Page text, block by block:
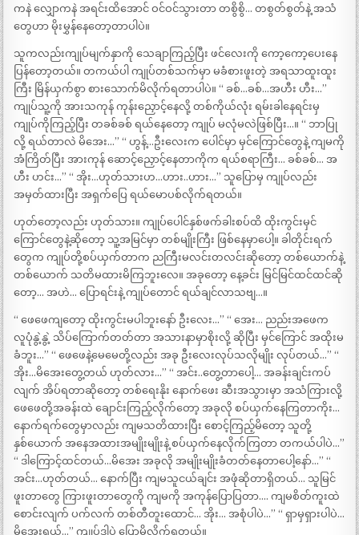
ကနဲ လျှောကနဲ အရင်းထိအောင် ဝင်ဝင်သွားတာ တစွိစွိ… တစွတ်စွတ်နဲ့ အသံ
တွေဟာ မိုးမွှန်နေတော့တာပါပဲ။
သူကလည်းကျုပ်မျက်နှာကို သေချာကြည့်ပြီး ဖင်လေးကို ကော့ကော့ပေးနေ
ပြန်တော့တယ်။ တကယ်ပါ ကျုပ်တစ်သက်မှာ မခံစားဖူးတဲ့ အရသာထူးထူး
ကြီး မြိန်ယှက်စွာ စားသောက်မိလိုက်ရတာပါပဲ။ “ ခစ်…ခစ်…အဟီး ဟီး…”
ကျုပ်သူ့ကို အားသကုန် ကုန်းညှောင့်နေလို့ တစ်ကိုယ်လုံး ရမ်းခါနေရင်းမှ
ကျုပ်ကိုကြည့်ပြီး တခစ်ခစ် ရယ်နေတော့ ကျုပ် မလုံမလဲဖြစ်ပြီး…။ “ ဘာပြု
လို့ ရယ်တာလဲ မိအေး…” “ ဟွန့်…ဦးလေးက ပေါင်မှာ မှင်ကြောင်တွေနဲ့ ကျမကို
အံကြိတ်ပြီး အားကုန် ဆောင့်ညှောင့်နေတာကိုက ရယ်စရာကြီး… ခစ်ခစ်… အ
ဟီး ဟင်း…” “ အိုး…ဟုတ်သားဟ…ဟား..ဟား…” သူပြောမှ ကျုပ်လည်း
အမှတ်ထားပြီး အရှက်ပြေ ရယ်မောပစ်လိုက်ရတယ်။
ဟုတ်တော့လည်း ဟုတ်သား။ ကျုပ်ပေါင်နှစ်ဖက်ခါးစပ်ထိ ထိုးကွင်းမှင်
ကြောင်တွေနဲ့ဆိုတော့ သူ့အမြင်မှာ တစ်မျိုးကြီး ဖြစ်နေမှာပေါ့။ ခါတိုင်းရက်
တွေက ကျုပ်တို့စပ်ယှက်တာက ညကြီးမလင်းတလင်းဆိုတော့ တစ်ယောက်နဲ့
တစ်ယောက် သတိမထားမိကြဘူးလေ။ အခုတော့ နေ့ခင်း မြင်မြင်ထင်ထင်ဆို
တော့… အဟဲ… ပြောရင်းနဲ့ ကျုပ်တောင် ရယ်ချင်လာသဗျ…။
“ ဖေဖေကျတော့ ထိုးကွင်းမပါဘူးနော် ဦးလေး…” “ အေး… ညည်းအဖေက
လူပုံနွဲ့နွဲ့ သိပ်ကြောက်တတ်တာ အသားနာမှာစိုးလို့ ဆိုပြီး မှင်ကြောင် အထိုးမ
ခံဘူး…” “ ဖေဖေနဲ့မေမေတို့လည်း အခု ဦးလေးလုပ်သလိုမျိုး လုပ်တယ်…” “
အိုး…မိအေးတွေ့တယ် ဟုတ်လား…” “ အင်း..တွေ့တာပေါ့… အခန်းချင်းကပ်
လျက် အိပ်ရတာဆိုတော့ တစ်ရေးနိုး နောက်ဖေး ဆီးအသွားမှာ အသံကြားလို့
ဖေဖေတို့အခန်းထဲ ချောင်းကြည့်လိုက်တော့ အခုလို စပ်ယှက်နေကြတာကိုး…
နောက်ရက်တွေမှာလည်း ကျမသတိထားပြီး စောင့်ကြည့်မိတော့ သူတို့
နှစ်‌ယောက် အနေအထားအမျိုးမျိုးနဲ့ စပ်ယှက်နေလိုက်ကြတာ တကယ်ပါပဲ…”
“ ဒါကြောင့်ထင်တယ်…မိအေး အခုလို အမျိုးမျိုးခံတတ်နေတာပေါ့နော်…” “
အင်း…ဟုတ်တယ်… နောက်ပြီး ကျမသူငယ်ချင်း အဖုံဆိုတာရှိတယ်… သူမြင်
ဖူးတာတွေ ကြားဖူးတာတွေကို ကျမကို အကုန်ပြောပြတာ…. ကျမစိတ်ကူးထဲ
စောင်းလျက် ပက်လက် တစ်တီတူးထောင်… အိုး… အစုံပါပဲ…” “ ရှာမှရှားပါပဲ…
မိအေးရယ်…” ကျုပ်ဒါပဲ ပြောမိလိုက်ရတယ်။